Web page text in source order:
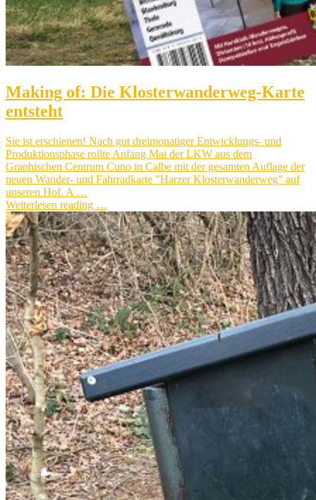
Making of: Die Klosterwanderweg-Karte
entsteht
Sie ist erschienen! Nach gut dreimonatiger Entwicklungs- und
Produktionsphase rollte Anfang Mai der LKW aus dem
Graphischen Centrum Cuno in Calbe mit der gesamten Auflage der
neuen Wander- und Fahrradkarte "Harzer Klosterwanderweg" auf
unseren Hof. A …
Weiterlesen reading …